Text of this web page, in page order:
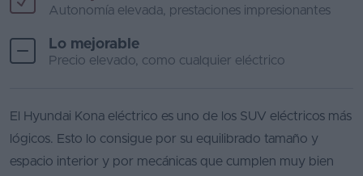
Autonomía elevada, prestaciones impresionantes
Lo mejorable
Precio elevado, como cualquier eléctrico
El Hyundai Kona eléctrico es uno de los SUV eléctricos más
lógicos. Esto lo consigue por su equilibrado tamaño y
espacio interior y por mecánicas que cumplen muy bien